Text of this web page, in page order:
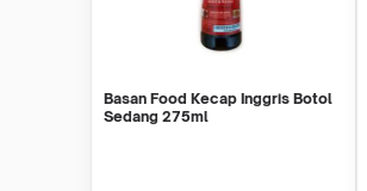
Basan Food Kecap Inggris Botol
Sedang 275ml